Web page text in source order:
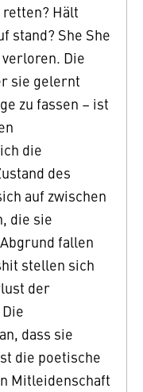
Hält
stand? She She
Die
sie gelernt
zu fassen – ist
die
des
auf zwischen
die sie
fallen
stellen sich
der
dass sie
die poetische
Mitleidenschaft